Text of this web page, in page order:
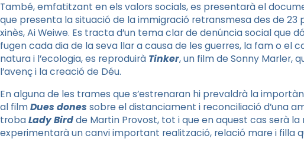
També, emfatitzant en els valors socials, es presentarà el
que presenta la situació de la immigració retransmesa des de
xinès, AiWeiwe. Es tracta d’un tema clar de denúncia social que
fugen cada dia de la seva llar a causa de les guerres, la fam o el
natura i l’ecologia, es reproduirà Tinker, un film de Sonny Marler,
l’avenç i la creació de Déu.
En alguna de les trames que s’estrenaran hi prevaldrà la
al filmDues dones sobre el distanciament i reconciliació d’una
trobaLadyBirdde Martin Provost, tot i que en aquest cas serà
experimentarà un canvi important realització, relació mare i filla